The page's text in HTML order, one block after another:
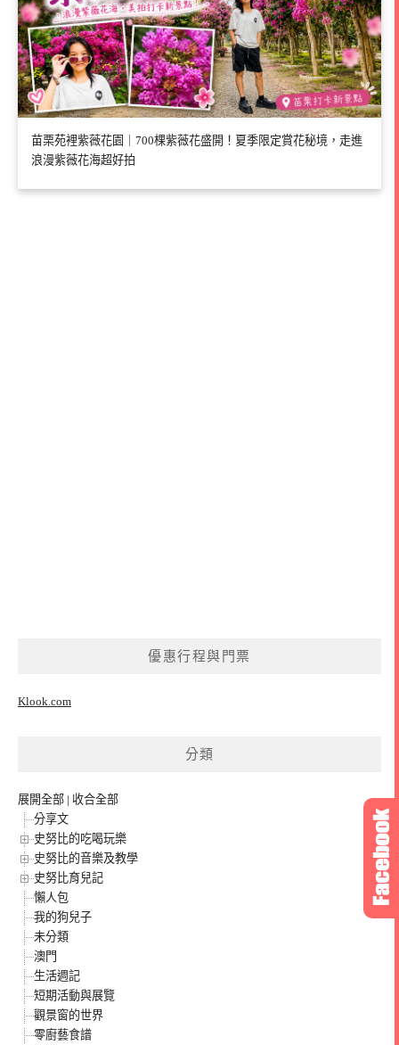
苗栗苑裡紫薇花園｜700棵紫薇花盛開！夏季限定賞花秘境，走進
浪漫紫薇花海超好拍
優惠行程與門票
Klook.com
分類
展開全部 | 收合全部
分享文
史努比的吃喝玩樂
史努比的音樂及教學
史努比育兒記
懶人包
我的狗兒子
未分類
澳門
生活週記
短期活動與展覽
觀景窗的世界
零廚藝食譜